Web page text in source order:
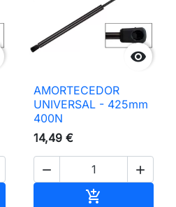

AMORTECEDOR
UNIVERSAL - 425mm
400N
14,49 €
 
